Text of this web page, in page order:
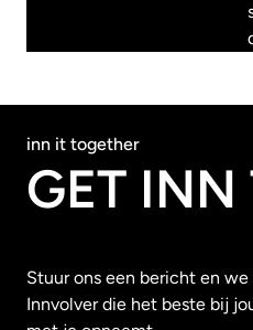
inn it together
GET INN
Stuur ons een bericht en
Innvolver die het beste bij